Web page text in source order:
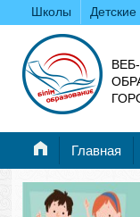
Школы
Главная